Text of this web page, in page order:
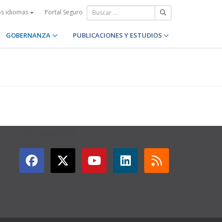
idiomas Portal Seguro
GOBERNANZA PUBLICACIONES Y ESTUDIOS